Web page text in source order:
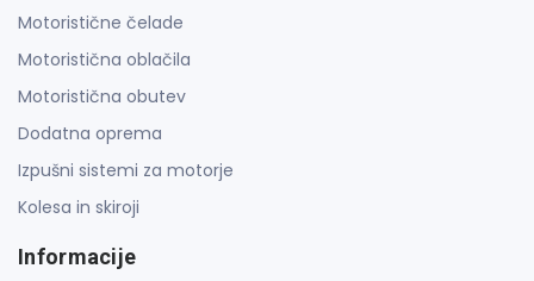
Motoristične čelade
Motoristična oblačila
Motoristična obutev
Dodatna oprema
Izpušni sistemi za motorje
Kolesa in skiroji
Informacije